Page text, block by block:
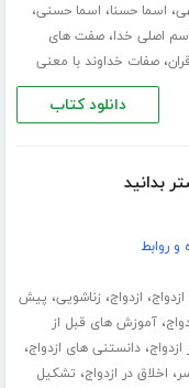
، اسما حسنا، اسما حسنی،
اصلی خدا،صفت های
،صفات خداوند با معنی
دانلود کتاب
بدانید
و روابط
، ازدواج، زناشویی، پیش
،آموزش های قبل از
،دانستنی های ازدواج،
، اخلاق در ازدواج، تشکیل